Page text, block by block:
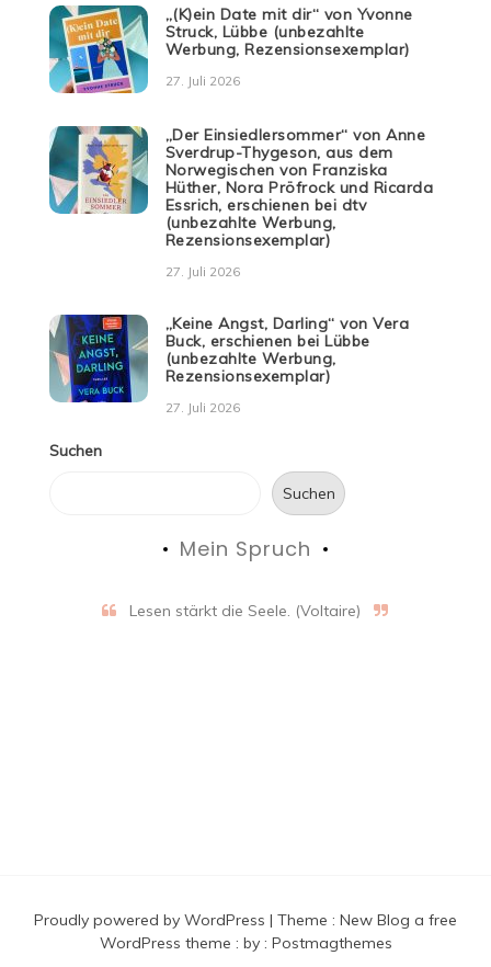
„(K)ein Date mit dir“ von Yvonne
Struck, Lübbe (unbezahlte
Werbung, Rezensionsexemplar)
27. Juli 2026
„Der Einsiedlersommer“ von Anne
Sverdrup-Thygeson, aus dem
Norwegischen von Franziska
Hüther, Nora Pröfrock und Ricarda
Essrich, erschienen bei dtv
(unbezahlte Werbung,
Rezensionsexemplar)
27. Juli 2026
„Keine Angst, Darling“ von Vera
Buck, erschienen bei Lübbe
(unbezahlte Werbung,
Rezensionsexemplar)
27. Juli 2026
Suchen
Suchen
Mein Spruch
Lesen stärkt die Seele. (Voltaire)
Proudly powered by WordPress | Theme : New Blog a free
WordPress theme : by : Postmagthemes